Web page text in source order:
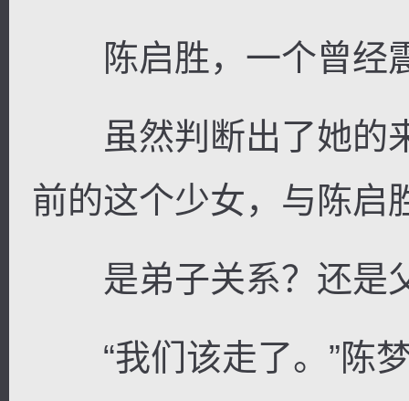
陈启胜，一个曾经
虽然判断出了她的
前的这个少女，与陈启
是弟子关系？还是
“我们该走了。”陈梦